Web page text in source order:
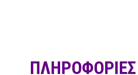
ΠΛΗΡΟΦΟΡΙΕΣ